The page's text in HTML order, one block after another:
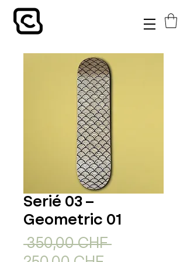
Serié 03 –
Geometric 01
350,00 CHF